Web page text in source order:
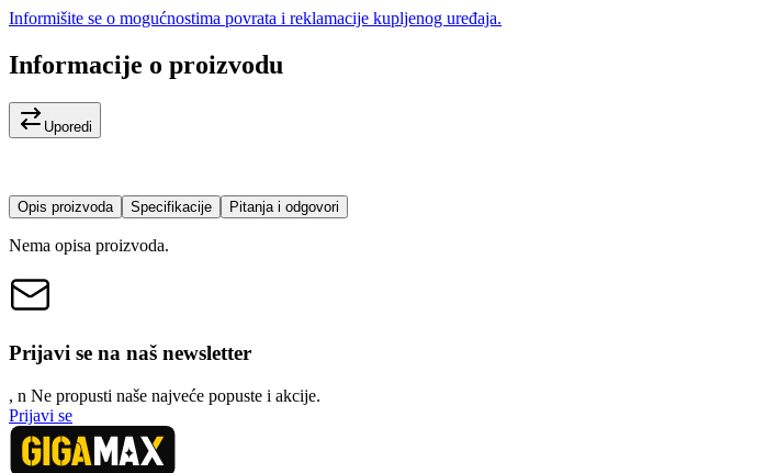
Informišite se o mogućnostima povrata i reklamacije kupljenog uređaja.
Informacije o proizvodu
Uporedi
Opis proizvoda Specifikacije Pitanja i odgovori
Nema opisa proizvoda.
Prijavi se na naš newsletter
, n Ne propusti naše najveće popuste i akcije.
Prijavi se